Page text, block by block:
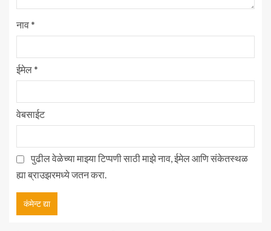
नाव*
ईमेल*
वेबसाईट
पुढील वेळेच्या माझ्या टिप्पणी साठी माझे नाव, ईमेल आणि संकेतस्थळ
ह्या ब्राउझरमध्ये जतन करा.